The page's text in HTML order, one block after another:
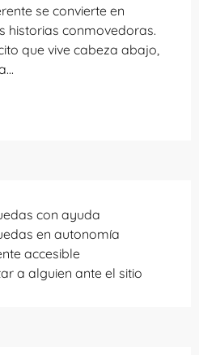
se convierte en
historias conmovedoras.
que vive cabeza abajo,
con ayuda
en autonomía
accesible
a alguien ante el sitio